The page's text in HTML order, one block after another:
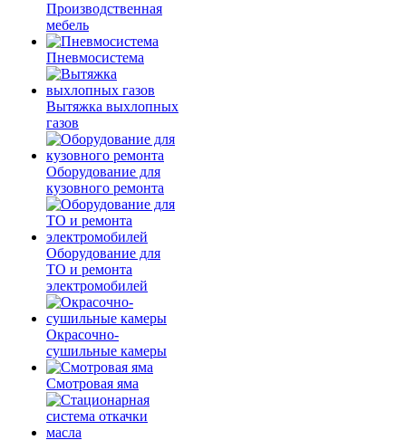
Производственная
мебель
Пневмосистема
Вытяжка выхлопных
газов
Оборудование для
кузовного ремонта
Оборудование для
ТО и ремонта
электромобилей
Окрасочно-
сушильные камеры
Смотровая яма